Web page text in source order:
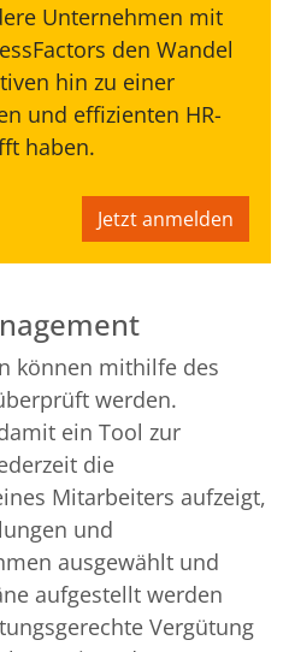
Unternehmen mit
den Wandel
hin zu einer
und effizienten HR-
haben.
Jetzt anmelden
können mithilfe des
werden.
ein Tool zur
die
Mitarbeiters aufzeigt,
und
ausgewählt und
aufgestellt werden
Vergütung